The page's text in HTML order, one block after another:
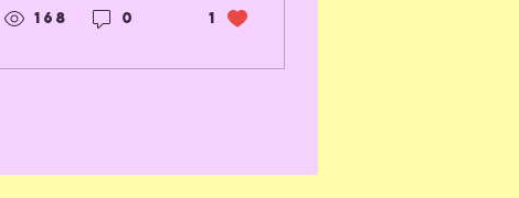
2020 en wat
vriendschappen
168 0 1